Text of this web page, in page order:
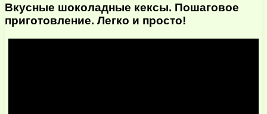
Вкусные шоколадные кексы. Пошаговое
приготовление. Легко и просто!